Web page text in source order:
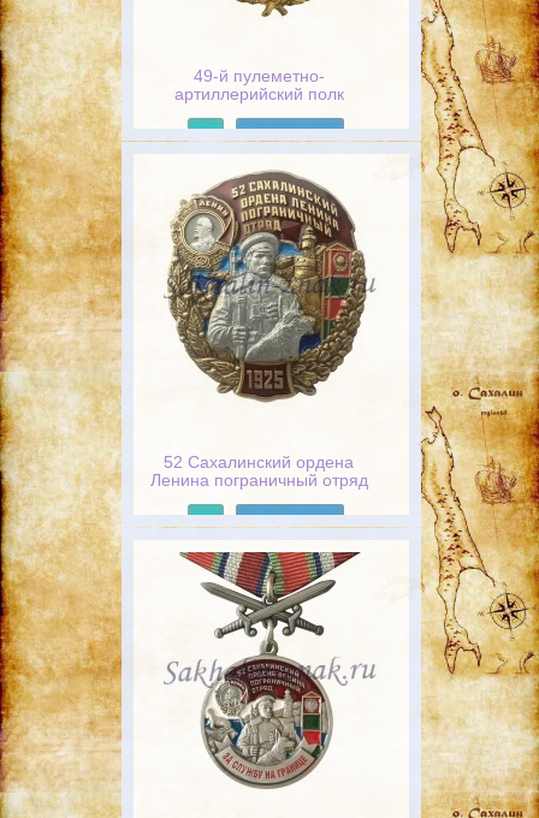
49-й пулеметно-
артиллерийский полк
52 Сахалинский ордена
Ленина пограничный отряд